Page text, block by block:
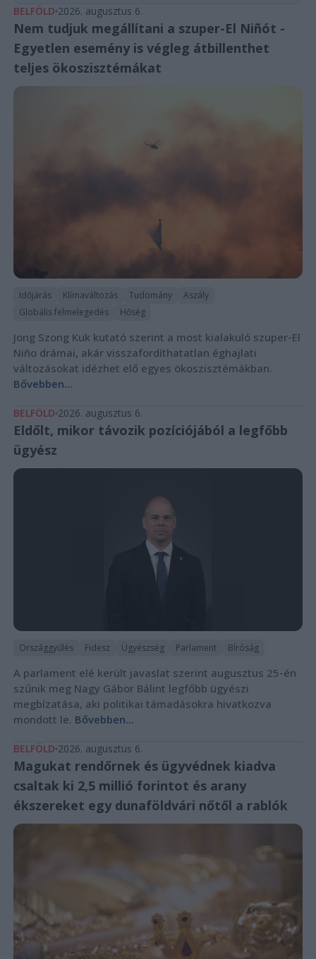
BELFÖLD 2026. augusztus 6.
Nem tudjuk megállítani a szuper-El Niñót -
Egyetlen esemény is végleg átbillenthet
teljes ökoszisztémákat
Időjárás Klímaváltozás Tudomány
Aszály
Globális felmelegedés
Hőség
Jong Szong Kuk kutató szerint a most kialakuló szuper-El
Niño drámai, akár visszafordíthatatlan éghajlati
változásokat idézhet elő egyes ökoszisztémákban.
Bővebben...
BELFÖLD 2026. augusztus 6.
Eldőlt, mikor távozik pozíciójából a legfőbb
ügyész
Országgyűlés Fidesz Ügyészség Parlament Bíróság
A parlament elé került javaslat szerint augusztus 25-én
szűnik meg Nagy Gábor Bálint legfőbb ügyészi
megbízatása, aki politikai támadásokra hivatkozva
mondott le. Bővebben...
BELFÖLD 2026. augusztus 6.
Magukat rendőrnek és ügyvédnek kiadva
csaltak ki 2,5 millió forintot és arany
ékszereket egy dunaföldvári nőtől a rablók